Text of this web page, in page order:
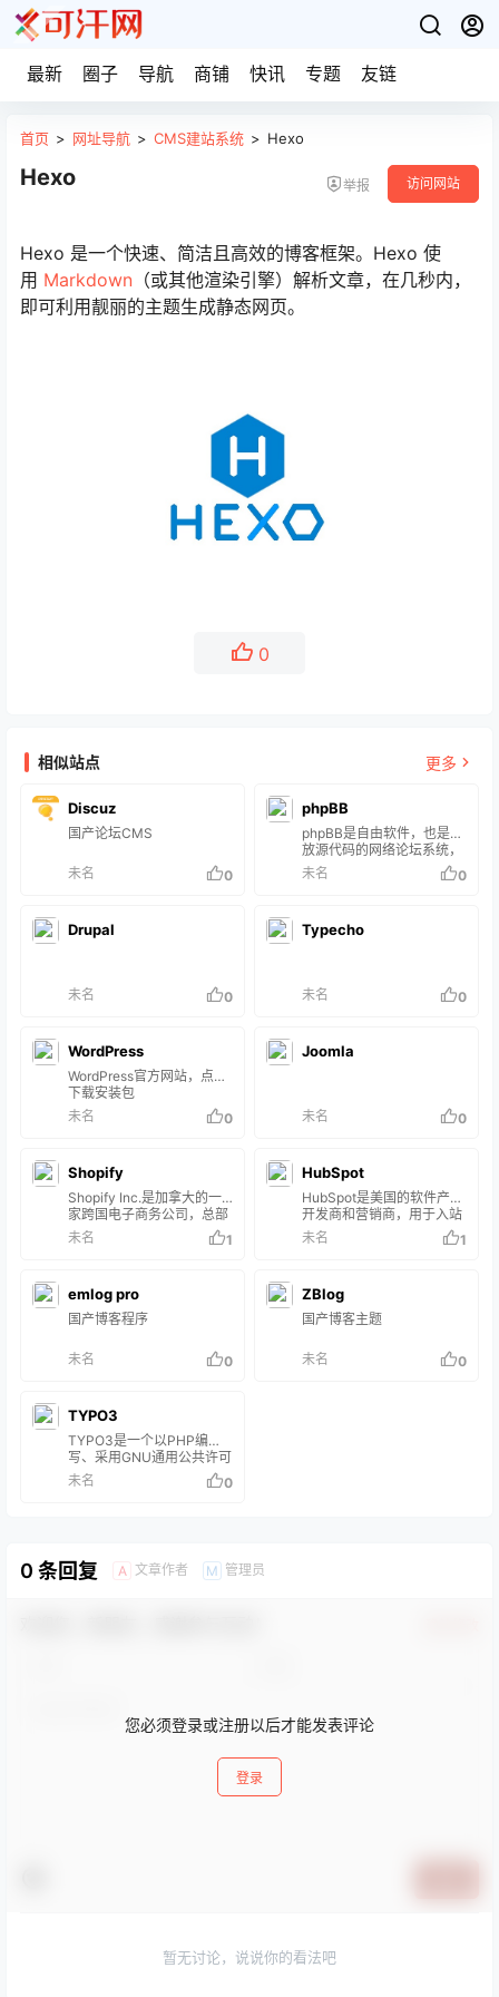
最新 圈子 导航 商铺 快讯 专题 友链
首页 > 网址导航 > CMS建站系统 > Hexo
Hexo 举报 访问网站
Hexo 是一个快速、简洁且高效的博客框架。Hexo 使
用 Markdown （或其他渲染引擎）解析文章，在几秒内，
即可利用靓丽的主题生成静态网页。
0
相似站点 更多
Discuz
国产论坛CMS
未名 0
phpBB
phpBB是自由软件，也是开
放源代码的网络论坛系统，
使用PHP作为程式语言，并
支持如MySQL、
料库。 phpBB中文社区：
金森（James Atkinson）
在2000年6月17日创设
Cod…
未名 0
Drupal
未名 0
Typecho
未名 0
WordPress
WordPress官方网站，点击
下载安装包
未名
0
Joomla
未名 0
Shopify
Shopify Inc.是加拿大的一
家跨国电子商务公司，总部
位于安大略省渥太华，
Shopify也是该公司所有的
一整套服务“包括支付、市
场营销、运输和客户契合工
线商店的过程”。 Shopify官
网 Shopify是什么？
立站，拥有一站式开发和管
理电商业务的强大功能…
未名 1
HubSpot
HubSpot是美国的软件产品
开发商和营销商，用于入站
营销，销售和客户服务。
Hubspot由Brian Halligan
为客户关系管理，社交媒体
营销，内容管理，潜在客户
优化，实时聊天和客户支持
提供工具。 HubSpot官网
未名 1
emlog pro
国产博客程序
未名 0
ZBlog
国产博客主题
未名 0
TYPO3
TYPO3是一个以PHP编
写、采用GNU通用公共许可
证的自由、开源的内容管理
系统。它可在众多操作系统
未名 0
0 条回复 A 文章作者 M 管理员
您必须登录或注册以后才能发表评论
登录
暂无讨论，说说你的看法吧